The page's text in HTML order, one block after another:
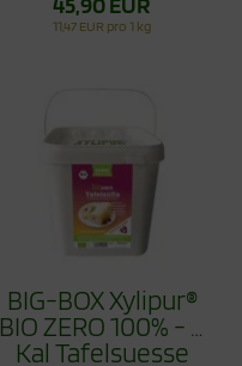
11,47 EUR pro 1 kg
BIG-BOX Xylipur®
BIO ZERO 100% - 0
Kal Tafelsuesse